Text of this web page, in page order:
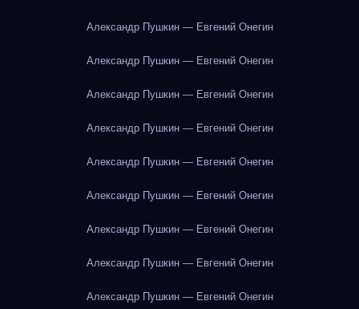
Александр Пушкин — Евгений Онегин
Александр Пушкин — Евгений Онегин
Александр Пушкин — Евгений Онегин
Александр Пушкин — Евгений Онегин
Александр Пушкин — Евгений Онегин
Александр Пушкин — Евгений Онегин
Александр Пушкин — Евгений Онегин
Александр Пушкин — Евгений Онегин
Александр Пушкин — Евгений Онегин